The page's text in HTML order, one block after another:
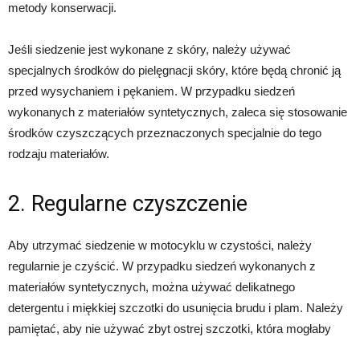
metody konserwacji.
Jeśli siedzenie jest wykonane z skóry, należy używać
specjalnych środków do pielęgnacji skóry, które będą chronić ją
przed wysychaniem i pękaniem. W przypadku siedzeń
wykonanych z materiałów syntetycznych, zaleca się stosowanie
środków czyszczących przeznaczonych specjalnie do tego
rodzaju materiałów.
2. Regularne czyszczenie
Aby utrzymać siedzenie w motocyklu w czystości, należy
regularnie je czyścić. W przypadku siedzeń wykonanych z
materiałów syntetycznych, można używać delikatnego
detergentu i miękkiej szczotki do usunięcia brudu i plam. Należy
pamiętać, aby nie używać zbyt ostrej szczotki, która mogłaby